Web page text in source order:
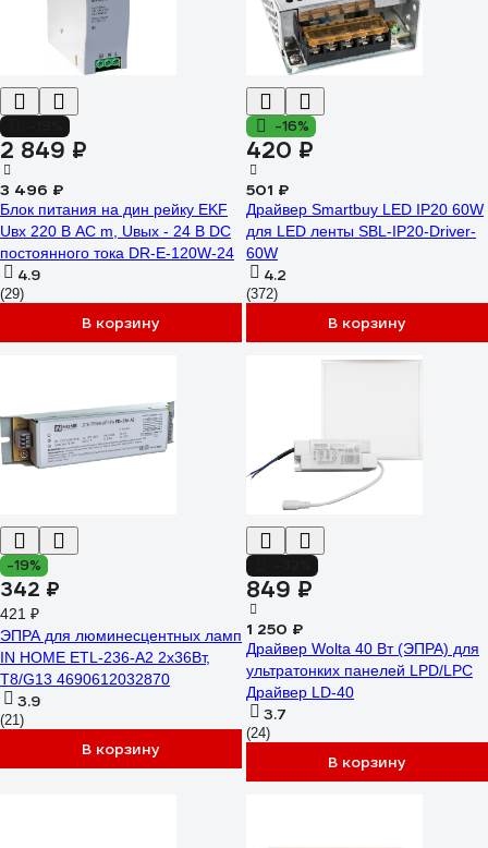
2 849 ₽
3 496 ₽
Блок питания на дин рейку EKF
Uвх 220 В AC m, Uвых - 24 В DC
постоянного тока DR-E-120W-24
4.9
(29)
В корзину
-16%
420 ₽
501 ₽
Драйвер Smartbuy LED IP20 60W
для LED ленты SBL-IP20-Driver-
60W
4.2
(372)
В корзину
-19%
342 ₽
421 ₽
ЭПРА для люминесцентных ламп
IN HOME ETL-236-А2 2х36Вт,
Т8/G13 4690612032870
3.9
(21)
В корзину
849 ₽
1 250 ₽
Драйвер Wolta 40 Вт (ЭПРА) для
ультратонких панелей LPD/LPC
Драйвер LD-40
3.7
(24)
В корзину